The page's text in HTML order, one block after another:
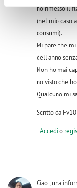
ho rimesso il
(nel mio caso
consumi).
Mi pare che
dell'anno
Non ho mai
no visto che
Qualcuno mi
Scritto da
Accedio
Ciao , una